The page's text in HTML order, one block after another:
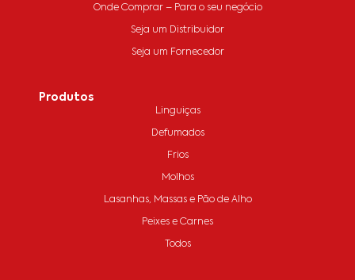
Onde Comprar – Para o seu negócio
Seja um Distribuidor
Seja um Fornecedor
Produtos
Linguiças
Defumados
Frios
Molhos
Lasanhas, Massas e Pão de Alho
Peixes e Carnes
Todos